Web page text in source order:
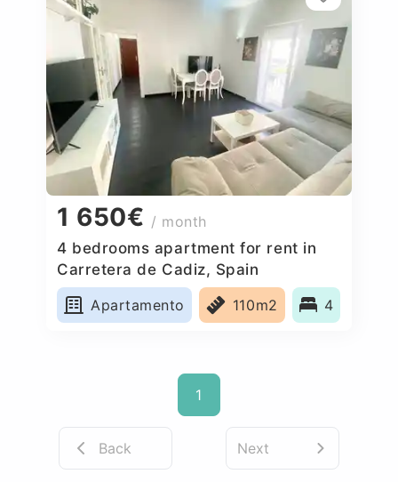
1 650€ / month
4 bedrooms apartment for rent in
Carretera de Cadiz, Spain
Apartamento
110m2 4
1
Back Next